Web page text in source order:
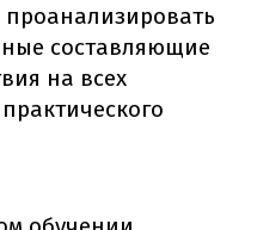
проанализировать
составляющие
на всех